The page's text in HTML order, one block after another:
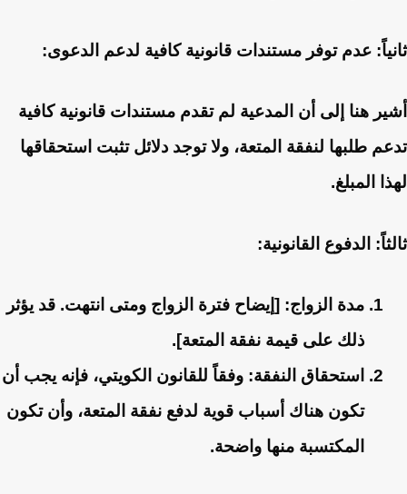
ثانياً: عدم توفر مستندات قانونية كافية لدعم الدعوى:
أشير هنا إلى أن المدعية لم تقدم مستندات قانونية كافية
تدعم طلبها لنفقة المتعة، ولا توجد دلائل تثبت استحقاقها
لهذا المبلغ.
ثالثاً: الدفوع القانونية:
مدة الزواج: [إيضاح فترة الزواج ومتى انتهت. قد يؤثر
ذلك على قيمة نفقة المتعة].
استحقاق النفقة: وفقاً للقانون الكويتي، فإنه يجب أن
تكون هناك أسباب قوية لدفع نفقة المتعة، وأن تكون
المكتسبة منها واضحة.